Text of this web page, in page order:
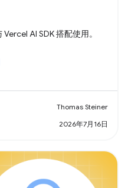
AI SDK 搭配使用。
Thomas Steiner
2026年7月16日